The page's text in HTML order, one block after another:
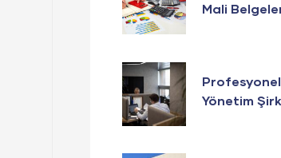
Mali
Yönetim